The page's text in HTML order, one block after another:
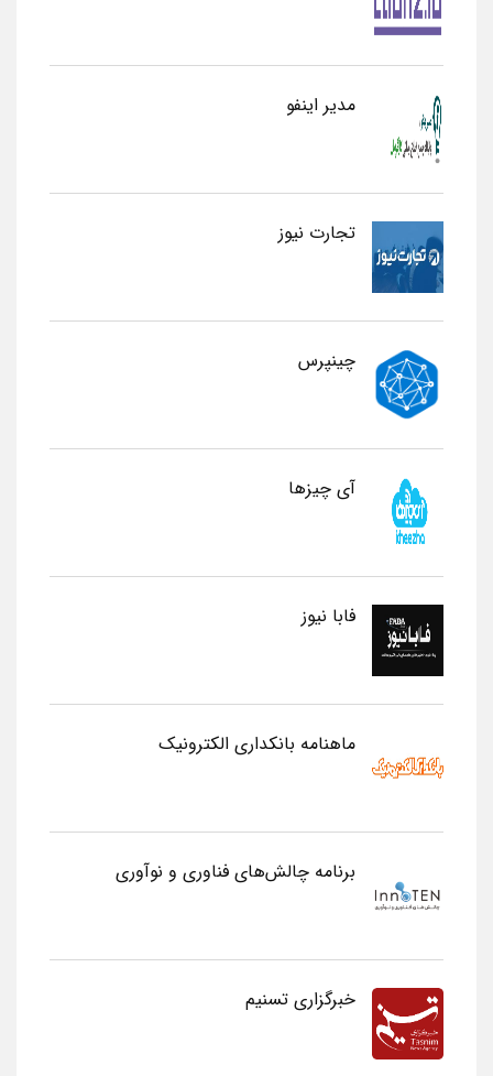
مدیر اینفو
تجارت نیوز
چینپرس
آی چیزها
فابا نیوز
ماهنامه بانکداری الکترونیک
برنامه چالش‌های فناوری و نوآوری
خبرگزاری تسنیم